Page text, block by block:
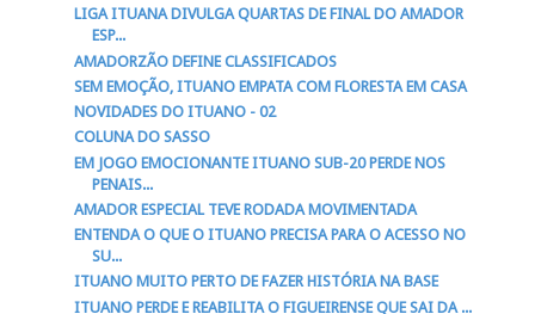
LIGA ITUANA DIVULGA QUARTAS DE FINAL DO AMADOR
ESP...
AMADORZÃO DEFINE CLASSIFICADOS
SEM EMOÇÃO, ITUANO EMPATA COM FLORESTA EM CASA
NOVIDADES DO ITUANO - 02
COLUNA DO SASSO
EM JOGO EMOCIONANTE ITUANO SUB-20 PERDE NOS
PENAIS...
AMADOR ESPECIAL TEVE RODADA MOVIMENTADA
ENTENDA O QUE O ITUANO PRECISA PARA O ACESSO NO
SU...
ITUANO MUITO PERTO DE FAZER HISTÓRIA NA BASE
ITUANO PERDE E REABILITA O FIGUEIRENSE QUE SAI DA ...